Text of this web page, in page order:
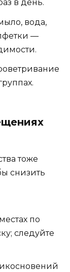
в день.
вода,
—
тоже
снизить
по
следуйте